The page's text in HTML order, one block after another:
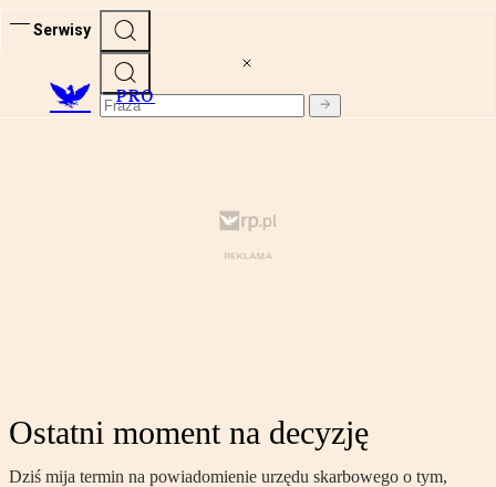
Serwisy
PRO
Ostatni moment na decyzję
Dziś mija termin na powiadomienie urzędu skarbowego o tym,